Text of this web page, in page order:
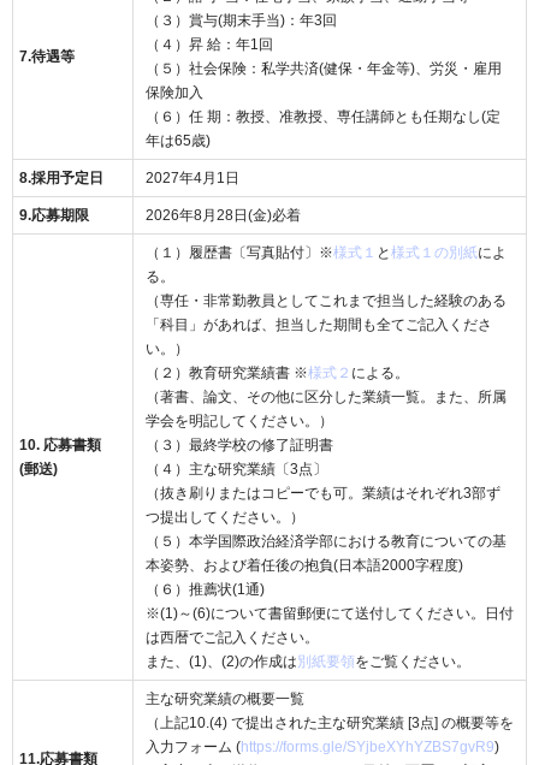
7.待遇等
（３）賞与(期末手当)：年3回
（４）昇 給：年1回
（５）社会保険：私学共済(健保・年金等)、労災・雇用
保険加入
（６）任 期：教授、准教授、専任講師とも任期なし(定
年は65歳)
8.採用予定日 2027年4月1日
9.応募期限 2026年8月28日(金)必着
10. 応募書類
(郵送)
（１）履歴書〔写真貼付〕※様式１ と 様式１の別紙によ
る。
（専任・非常勤教員としてこれまで担当した経験のある
「科目」があれば、担当した期間も全てご記入くださ
い。）
（２）教育研究業績書 ※様式２ による。
（著書、論文、その他に区分した業績一覧。また、所属
学会を明記してください。）
（３）最終学校の修了証明書
（４）主な研究業績〔3点〕
（抜き刷りまたはコピーでも可。業績はそれぞれ3部ず
つ提出してください。）
（５）本学国際政治経済学部における教育についての基
本姿勢、および着任後の抱負(日本語2000字程度)
（６）推薦状(1通)
※(1)～(6)について書留郵便にて送付してください。日付
は西暦でご記入ください。
また、(1)、(2)の作成は別紙要領をご覧ください。
11.応募書類
主な研究業績の概要一覧
（上記10.(4) で提出された主な研究業績 [3点] の概要等を
入力フォーム (https://forms.gle/SYjbeXYhYZBS7gvR9)